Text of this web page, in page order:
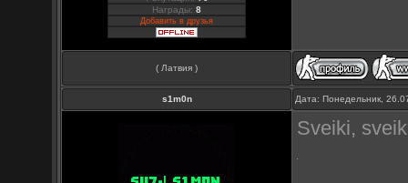
Награды:8
Добавить в друзья
( Латвия )
s1m0n Дата: Понедельник,
Sveiki,